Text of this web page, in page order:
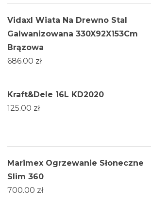
Vidaxl Wiata Na Drewno Stal
Galwanizowana 330X92X153Cm
Brązowa
686.00 zł
Kraft&Dele 16L KD2020
125.00 zł
Marimex Ogrzewanie Słoneczne
Slim 360
700.00 zł